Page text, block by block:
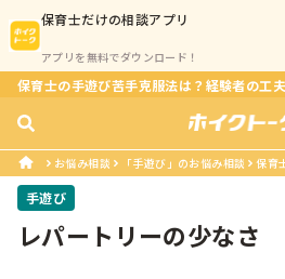
保育士だけの相談アプリ
アプリを無料でダウンロード！
保育士の手遊び苦手克服法は？経験者の工
お悩み相談 「手遊び」のお悩み相談 保育
手遊び
レパートリーの少なさ